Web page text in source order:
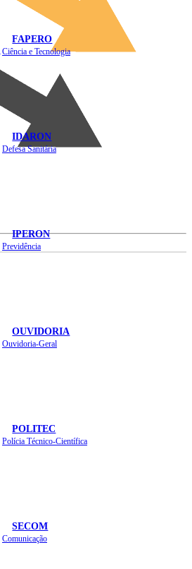
FAPERO
Ciência e Tecnologia
IDARON
Defesa Sanitária
IPERON
Previdência
OUVIDORIA
Ouvidoria-Geral
POLITEC
Polícia Técnico-Científica
SECOM
Comunicação